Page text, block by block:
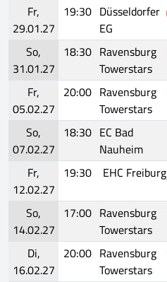
Fr,
29.01.27
19:30 Düsseldorfer
EG
So,
31.01.27
18:30 Ravensburg
Towerstars
Fr,
05.02.27
20:00 Ravensburg
Towerstars
So,
07.02.27
18:30 EC Bad
Nauheim
Fr,
12.02.27
19:30 EHC Freiburg
So,
14.02.27
17:00 Ravensburg
Towerstars
Di,
16.02.27
20:00 Ravensburg
Towerstars